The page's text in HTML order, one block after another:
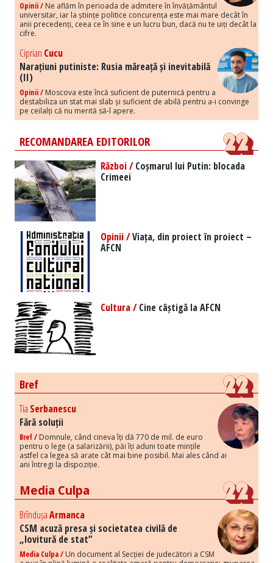
Opinii / Ne aflăm în perioada de admitere în învățământul
universitar, iar la științe politice concurența este mai mare decât în
anii precedenți, ceea ce în sine e un lucru bun, dacă nu te uiți decât la
cifre.
Ciprian Cucu
Narațiuni putiniste: Rusia măreață și inevitabilă
(II)
Opinii / Moscova este încă suficient de puternică pentru a
destabiliza un stat mai slab și suficient de abilă pentru a-i convinge
pe ceilalți că nu merită să-l apere.
RECOMANDAREA EDITORILOR
Război /Coșmarul lui Putin: blocada
Crimeei
Opinii /Viața, din proiect în proiect –
AFCN
Cultura /Cine câștigă la AFCN
Bref
Tia Serbanescu
Fără soluții
Bref / Domnule, când cineva îți dă 770 de mil. de euro
pentru o lege (a salarizării), păi îți aduni toate mințile
astfel ca legea să arate cât mai bine posibil. Mai ales când ai
ani întregi la dispoziție.
Media Culpa
BrîndușaArmanca
CSM acuză presa și societatea civilă de
„lovitură de stat”
Media Culpa / Un document al Secției de judecători a CSM